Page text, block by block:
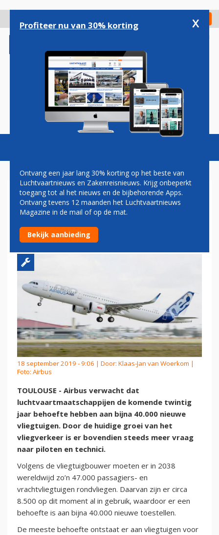
gaan
Check in
Magazine Podcasts Vacatures
AIRBUS: KOMENDE TWINTIG
JAAR 40.000 NIEUWE
VLIEGTUIGEN NODIG
18 september 2019 - 9:06 | Door: Klaas-Jan van Woerkom |
Foto: Airbus
TOULOUSE - Airbus verwacht dat
luchtvaartmaatschappijen de komende twintig
jaar behoefte hebben aan bijna 40.000 nieuwe
vliegtuigen. Door de huidige groei van het
vliegverkeer is er bovendien steeds meer vraag
naar piloten en technici.
Volgens de vliegtuigbouwer moeten er in 2038
wereldwijd zo’n 47.000 passagiers- en
vrachtvliegtuigen rondvliegen. Daarvan zijn er circa
8.500 op dit moment al in gebruik, waardoor er een
behoefte is aan bijna 40.000 nieuwe toestellen.
De meeste behoefte ontstaat er aan vliegtuigen voor
Profiteer nu van 30% korting x
Ontvang een jaar lang 30% korting op het beste van
Luchtvaartnieuws en Zakenreisnieuws. Krijg onbeperkt
toegang tot al het nieuws en de bijbehorende Apps.
Ontvang tevens 12 maanden het Luchtvaartnieuws
Magazine in de mail of op de mat.
Bekijk aanbieding